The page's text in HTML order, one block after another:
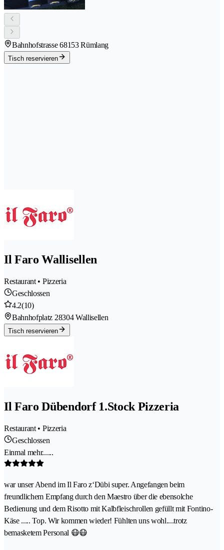
Bahnhofstrasse 68153 Rümlang
Tisch reservieren
Il Faro Wallisellen
Restaurant • Pizzeria
Geschlossen
4.2(10)
Bahnhofplatz 28304 Wallisellen
Tisch reservieren
Il Faro Dübendorf 1.Stock Pizzeria
Restaurant • Pizzeria
Geschlossen
Einmal mehr......
war unser Abend im Il Faro z‘Dübi super. Angefangen beim
freundlichem Empfang durch den Maestro über die ebensolche
Bedienung und dem Risotto mit Kalbfleischrollen gefüllt mit Fontino-
Käse ..... Top. Wir kommen wieder! Fühlten uns wohl....trotz
bemasketem Personal 😷😷